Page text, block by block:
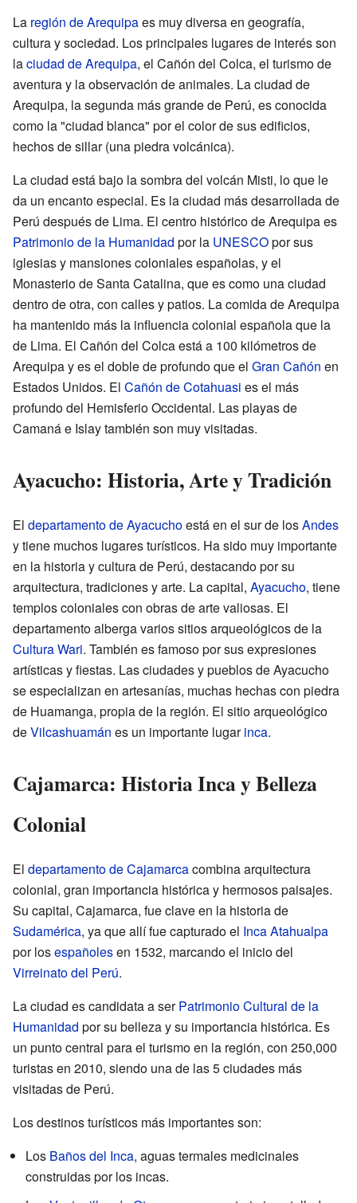
La región de Arequipaes muy diversa en geografía,
cultura y sociedad. Los principales lugares de interés son
laciudad de Arequipa, el Cañón del Colca, el turismo de
aventura y la observación de animales. La ciudad de
Arequipa, la segunda más grande de Perú, es conocida
como la "ciudad blanca" por el color de sus edificios,
hechos de sillar (una piedra volcánica).
La ciudad está bajo la sombra del volcán Misti, lo que le
da un encanto especial. Es la ciudad más desarrollada de
Perú después de Lima. El centro histórico de Arequipa es
Patrimonio de la Humanidad por la UNESCOpor sus
iglesias y mansiones coloniales españolas, y el
Monasterio de Santa Catalina, que es como una ciudad
dentro de otra, con calles y patios. La comida de Arequipa
ha mantenido más la influencia colonial española que la
de Lima. El Cañón del Colca está a 100 kilómetros de
Arequipa y es el doble de profundo que el Gran Cañón en
Estados Unidos. El Cañón de Cotahuasi es el más
profundo del Hemisferio Occidental. Las playas de
Camaná e Islay también son muy visitadas.
Ayacucho: Historia, Arte y Tradición
El departamento de Ayacuchoestá en el sur de losAndes
y tiene muchos lugares turísticos. Ha sido muy importante
en la historia y cultura de Perú, destacando por su
arquitectura, tradiciones y arte. La capital, Ayacucho, tiene
templos coloniales con obras de arte valiosas. El
departamento alberga varios sitios arqueológicos de la
Cultura Wari. También es famoso por sus expresiones
artísticas y fiestas. Las ciudades y pueblos de Ayacucho
se especializan en artesanías, muchas hechas con piedra
de Huamanga, propia de la región. El sitio arqueológico
deVilcashuamán es un importante lugarinca.
Cajamarca: Historia Inca y Belleza
Colonial
El departamento de Cajamarcacombina arquitectura
colonial, gran importancia histórica y hermosos paisajes.
Su capital, Cajamarca, fue clave en la historia de
Sudamérica, ya que allí fue capturado el IncaAtahualpa
por losespañolesen 1532, marcando el inicio del
Virreinato del Perú.
La ciudad es candidata a serPatrimonio Cultural de la
Humanidad por su belleza y su importancia histórica. Es
un punto central para el turismo en la región, con 250,000
turistas en 2010, siendo una de las 5 ciudades más
visitadas de Perú.
Los destinos turísticos más importantes son:
Los Baños del Inca, aguas termales medicinales
construidas por los incas.